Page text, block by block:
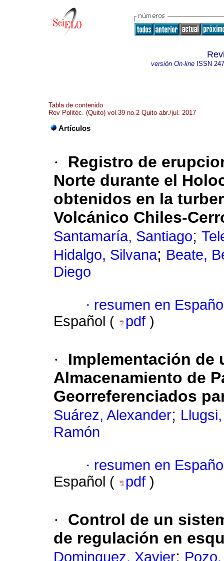
versión On-lineISSN
Tabla de contenido
Rev Politéc. (Quito) vol.39 no.2 Quito abr./jul. 2017
Artículos
·
Registro de
Norte durante el
obtenidos en la
Volcánico Chiles-
Santamaría, Santiago;
Hidalgo, Silvana; Beate,
Diego
· resumen en
Español (
pdf )
·
Implementación de
Almacenamiento de
Georreferenciados
Suárez, Alexander;
Ramón
· resumen en
Español (
pdf )
·
Control de un
de regulación en
Dominguez, Xavier;